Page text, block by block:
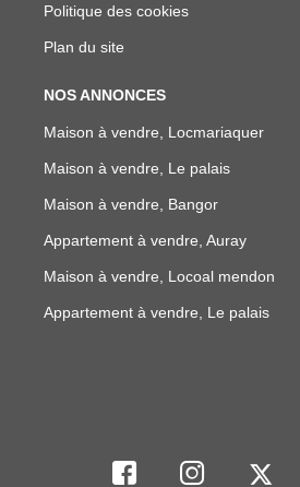
Politique des cookies
Plan du site
NOS ANNONCES
Maison à vendre, Locmariaquer
Maison à vendre, Le palais
Maison à vendre, Bangor
Appartement à vendre, Auray
Maison à vendre, Locoal mendon
Appartement à vendre, Le palais